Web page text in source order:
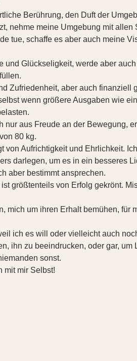
Berührung, den Duft der
nehme meine Umgebung mit
tue, schaffe es aber auch meine
und Glückseligkeit, werde aber
Zufriedenheit, aber auch finanziell
wenn größere Ausgaben wie
nur aus Freude an der Bewegung,
80 kg.
von Aufrichtigkeit und Ehrlichkeit.
darlegen, um es in ein besseres
aber bestimmt ansprechen.
größtenteils von Erfolg gekrönt.
mich um ihren Erhalt bemühen, für
ich es will oder vielleicht auch
ihn zu beeindrucken, oder gar, um
sonst.
mit mir Selbst!